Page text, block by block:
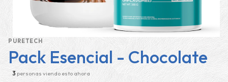
PURETECH
Pack Esencial - Chocolate
3personas viendo esto ahora